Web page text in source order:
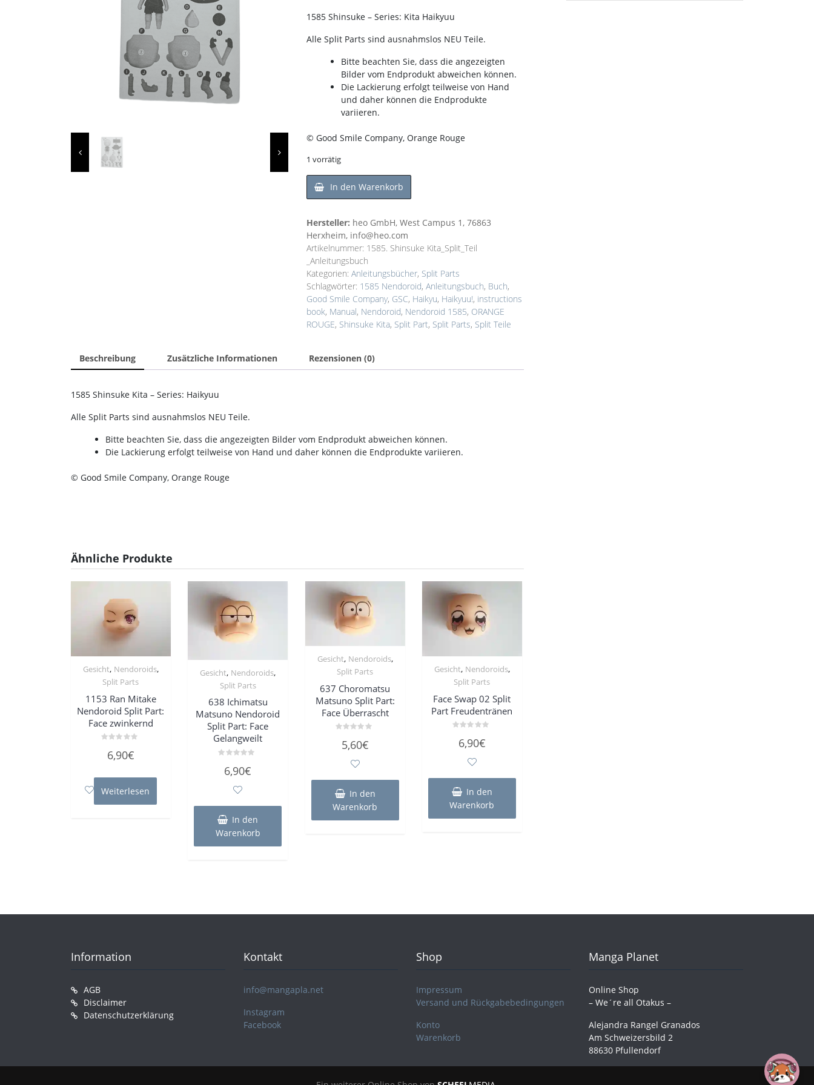
1585 Shinsuke – Series: Kita Haikyuu
Alle Split Parts sind ausnahmslos NEU Teile.
Bitte beachten Sie, dass die angezeigten
Bilder vom Endprodukt abweichen können.
Die Lackierung erfolgt teilweise von Hand
und daher können die Endprodukte
variieren.
© Good Smile Company, Orange Rouge
1 vorrätig
In den Warenkorb
Hersteller: heo GmbH, West Campus 1, 76863
Herxheim, info@heo.com
Artikelnummer: 1585. Shinsuke Kita_Split_Teil
_Anleitungsbuch
Kategorien: Anleitungsbücher, Split Parts
Schlagwörter: 1585 Nendoroid, Anleitungsbuch, Buch,
Good Smile Company, GSC, Haikyu, Haikyuu!, instructions
book, Manual, Nendoroid, Nendoroid 1585, ORANGE
ROUGE, Shinsuke Kita, Split Part, Split Parts, Split Teile
Beschreibung Zusätzliche Informationen Rezensionen (0)
1585 Shinsuke Kita – Series: Haikyuu
Alle Split Parts sind ausnahmslos NEU Teile.
Bitte beachten Sie, dass die angezeigten Bilder vom Endprodukt abweichen können.
Die Lackierung erfolgt teilweise von Hand und daher können die Endprodukte variieren.
© Good Smile Company, Orange Rouge
Ähnliche Produkte
Gesicht, Nendoroids,
Split Parts
1153 Ran Mitake
Nendoroid Split Part:
Face zwinkernd
mit
5
6,90€
Weiterlesen
Gesicht, Nendoroids,
Split Parts
638 Ichimatsu
Matsuno Nendoroid
Split Part: Face
Gelangweilt
mit6,90€
In den
Warenkorb
Gesicht, Nendoroids,
Split Parts
637 Choromatsu
Matsuno Split Part:
Face Überrascht
mit5,60€
In den
Warenkorb
Gesicht, Nendoroids,
Split Parts
Face Swap 02 Split
Part Freudentränen
mit6,90€
In den
Warenkorb
Information
AGB
Disclaimer
Datenschutzerklärung
Kontakt
info@mangapla.net
Instagram
Facebook
Shop
Impressum
Versand und Rückgabebedingungen
Konto
Warenkorb
Manga Planet
Online Shop
– We´re all Otakus –
Alejandra Rangel Granados
Am Schweizersbild 2
88630 Pfullendorf